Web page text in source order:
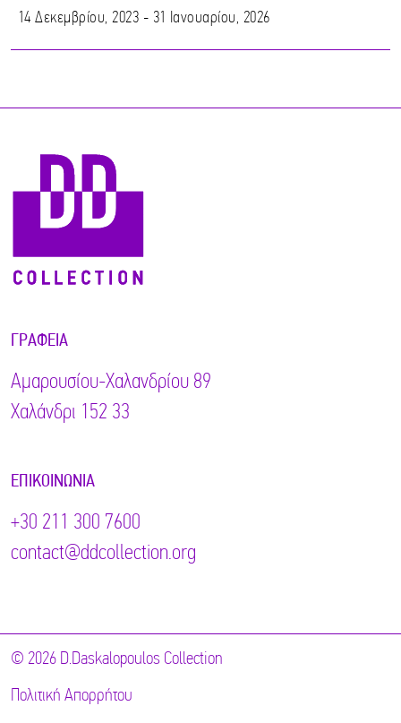
14 Δεκεμβρίου, 2023 - 31 Ιανουαρίου, 2026
ΓΡΑΦΕΊΑ
Αμαρουσίου-Χαλανδρίου 89
Χαλάνδρι 152 33
ΕΠΙΚΟΙΝΩΝΊΑ
+30 211 300 7600
contact@ddcollection.org
© 2026 D.Daskalopoulos Collection
Πολιτική Απορρήτου